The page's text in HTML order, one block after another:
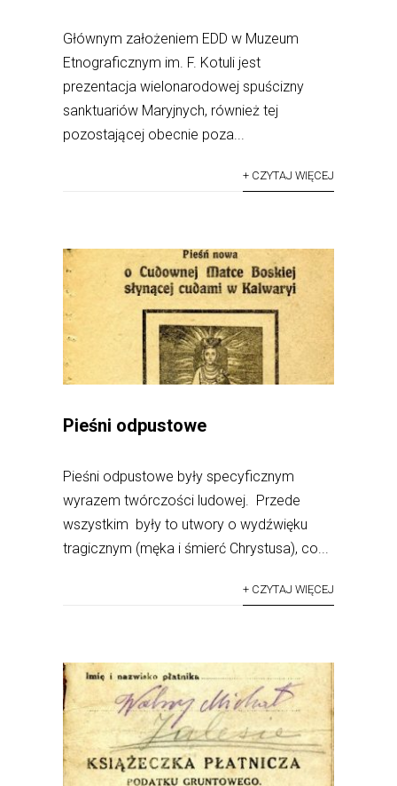
Głównym założeniem EDD w Muzeum
Etnograficznym im. F. Kotuli jest
prezentacja wielonarodowej spuścizny
sanktuariów Maryjnych, również tej
pozostającej obecnie poza...
+ CZYTAJ WIĘCEJ
Pieśni odpustowe
Pieśni odpustowe były specyficznym
wyrazem twórczości ludowej. Przede
wszystkim były to utwory o wydźwięku
tragicznym (męka i śmierć Chrystusa), co...
+ CZYTAJ WIĘCEJ